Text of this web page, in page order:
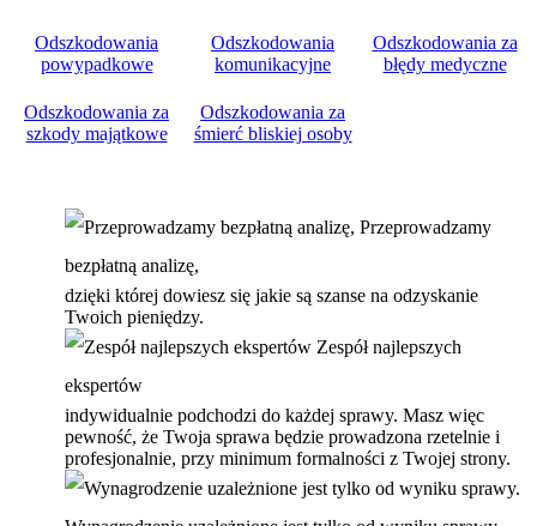
Odszkodowania
powypadkowe
Odszkodowania
komunikacyjne
Odszkodowania za
błędy medyczne
Odszkodowania za
szkody majątkowe
Odszkodowania za
śmierć bliskiej osoby
Przeprowadzamy
bezpłatną analizę,
dzięki której dowiesz się jakie są szanse na odzyskanie
Twoich pieniędzy.
Zespół najlepszych
ekspertów
indywidualnie podchodzi do każdej sprawy. Masz więc
pewność, że Twoja sprawa będzie prowadzona rzetelnie i
profesjonalnie, przy minimum formalności z Twojej strony.